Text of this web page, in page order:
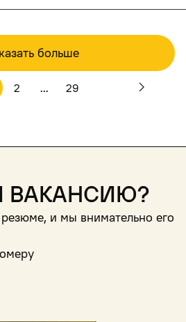
больше
2 ... 29
вакансию?
и мы внимательно его